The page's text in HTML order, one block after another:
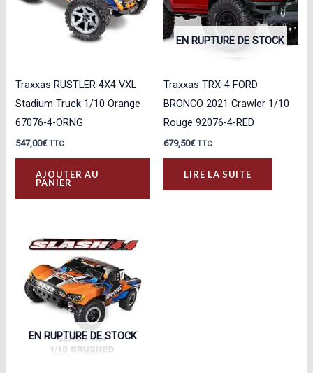
Traxxas RUSTLER 4X4 VXL
Stadium Truck 1/10 Orange
67076-4-ORNG
547,00€ TTC
AJOUTER AU
PANIER
EN RUPTURE DE STOCK
Traxxas TRX-4 FORD
BRONCO 2021 Crawler 1/10
Rouge 92076-4-RED
679,50€ TTC
LIRE LA SUITE
EN RUPTURE DE STOCK